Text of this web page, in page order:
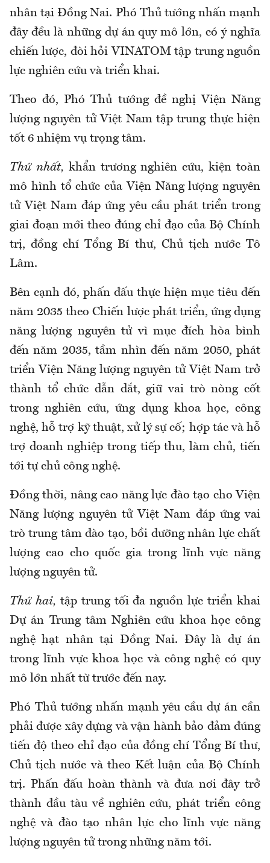
nhân tại Đồng Nai. Phó Thủ tướng nhấn mạnh
đây đều là những dự án quy mô lớn, có ý nghĩa
chiến lược, đòi hỏi VINATOM tập trung nguồn
lực nghiên cứu và triển khai.
Theo đó, Phó Thủ tướng đề nghị Viện Năng
lượng nguyên tử Việt Nam tập trung thực hiện
tốt 6 nhiệm vụ trọng tâm.
Thứ nhất, khẩn trương nghiên cứu, kiện toàn
mô hình tổ chức của Viện Năng lượng nguyên
tử Việt Nam đáp ứng yêu cầu phát triển trong
giai đoạn mới theo đúng chỉ đạo của Bộ Chính
trị, đồng chí Tổng Bí thư, Chủ tịch nước Tô
Lâm.
Bên cạnh đó, phấn đấu thực hiện mục tiêu đến
năm 2035 theo Chiến lược phát triển, ứng dụng
năng lượng nguyên tử vì mục đích hòa bình
đến năm 2035, tầm nhìn đến năm 2050, phát
triển Viện Năng lượng nguyên tử Việt Nam trở
thành tổ chức dẫn dắt, giữ vai trò nòng cốt
trong nghiên cứu, ứng dụng khoa học, công
nghệ, hỗ trợ kỹ thuật, xử lý sự cố; hợp tác và hỗ
trợ doanh nghiệp trong tiếp thu, làm chủ, tiến
tới tự chủ công nghệ.
Đồng thời, nâng cao năng lực đào tạo cho Viện
Năng lượng nguyên tử Việt Nam đáp ứng vai
trò trung tâm đào tạo, bồi dưỡng nhân lực chất
lượng cao cho quốc gia trong lĩnh vực năng
lượng nguyên tử.
Thứ hai, tập trung tối đa nguồn lực triển khai
Dự án Trung tâm Nghiên cứu khoa học công
nghệ hạt nhân tại Đồng Nai. Đây là dự án
trong lĩnh vực khoa học và công nghệ có quy
mô lớn nhất từ trước đến nay.
Phó Thủ tướng nhấn mạnh yêu cầu dự án cần
phải được xây dựng và vận hành bảo đảm đúng
tiến độ theo chỉ đạo của đồng chí Tổng Bí thư,
Chủ tịch nước và theo Kết luận của Bộ Chính
trị. Phấn đấu hoàn thành và đưa nơi đây trở
thành đầu tàu về nghiên cứu, phát triển công
nghệ và đào tạo nhân lực cho lĩnh vực năng
lượng nguyên tử trong những năm tới.